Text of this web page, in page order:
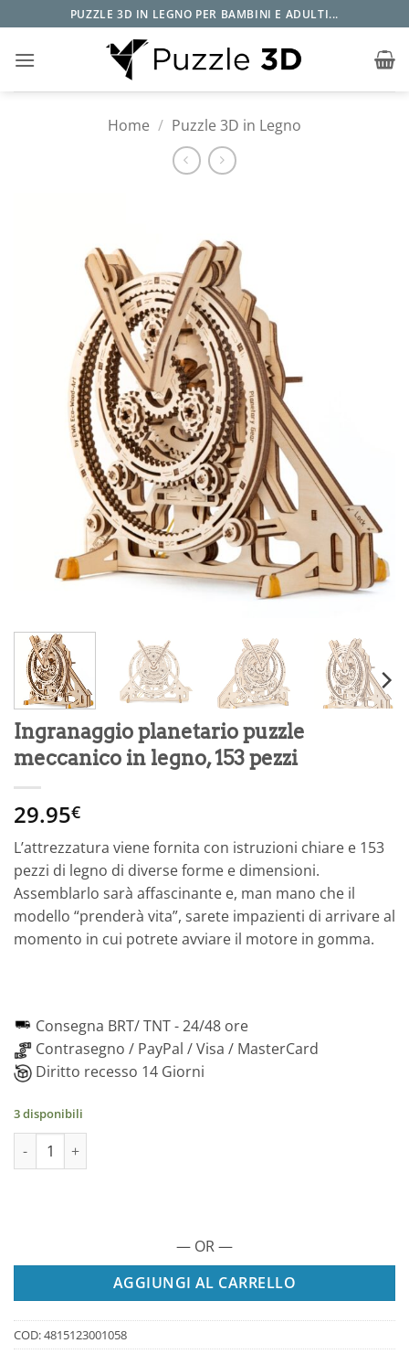
ai
contenuti
PUZZLE 3D IN LEGNO PER BAMBINI E ADULTI...
Home / Puzzle 3D in Legno
Ingranaggio planetario puzzle
meccanico in legno, 153 pezzi
29.95€
L’attrezzatura viene fornita con istruzioni chiare e 153
pezzi di legno di diverse forme e dimensioni.
Assemblarlo sarà affascinante e, man mano che il
modello “prenderà vita”, sarete impazienti di arrivare al
momento in cui potrete avviare il motore in gomma.
Consegna BRT/ TNT -24/48 ore
Contrasegno / PayPal / Visa / MasterCard
Diritto recesso 14 Giorni
3 disponibili
Ingranaggio planetario puzzle meccanico in legno, 153 pezzi
— OR —
AGGIUNGI AL CARRELLO
COD:4815123001058